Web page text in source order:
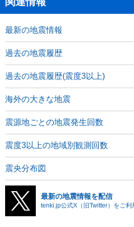
最新の地震情報
過去の地震履歴
過去の地震履歴(震度3以上)
海外の大きな地震
震源地ごとの地震発生回数
震度3以上の地域別観測回数
震央分布図
最新の地震情報を配信
tenki.jp公式X（旧Twitter）をご利